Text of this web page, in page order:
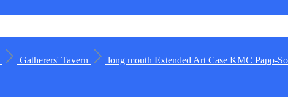
Gatherers' Tavern long mouth Extended Art Case KMC Papp-